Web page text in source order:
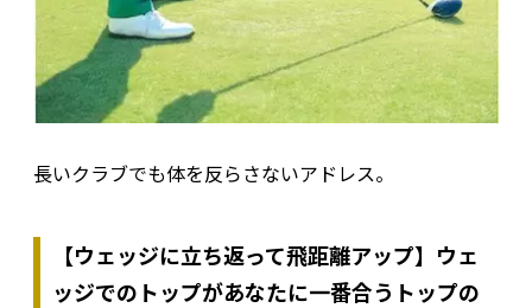
長いクラブでも体を反らさないアドレス。
【ウェッジに立ち返って飛距離アップ】ウェ
ッジでのトップがあなたに一番合うトップの